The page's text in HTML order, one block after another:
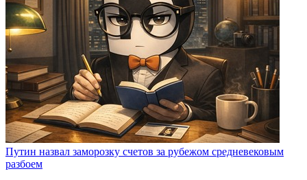
Путин назвал заморозку счетов за рубежом средневековым
разбоем